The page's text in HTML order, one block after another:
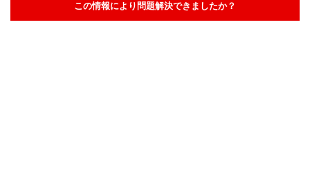
この情報により問題解決できましたか？